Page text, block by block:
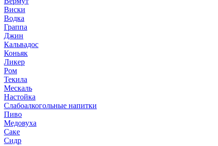
Виски
Водка
Граппа
Джин
Кальвадос
Коньяк
Ликер
Ром
Текила
Мескаль
Настойка
Слабоалкогольные напитки
Пиво
Медовуха
Саке
Сидр